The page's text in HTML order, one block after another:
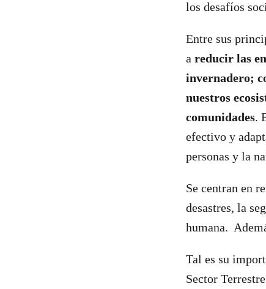
los desafíos
Entre sus
a reducir las
invernadero;
nuestros
comunidades.
efectivo y
personas y la
Se centran en
desastres, la
humana.
Tal es su
Sector